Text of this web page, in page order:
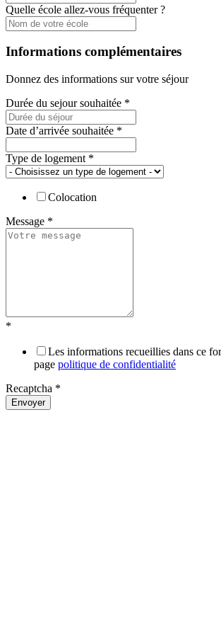
Quelle école allez-vous fréquenter ?
Informations complémentaires
Donnez des informations sur votre séjour
Durée du sejour souhaitée *
Date d’arrivée souhaitée *
Type de logement *
Colocation
Message *
*
Les informations recueillies dans ce
page politique de confidentialité
Recaptcha *
Envoyer